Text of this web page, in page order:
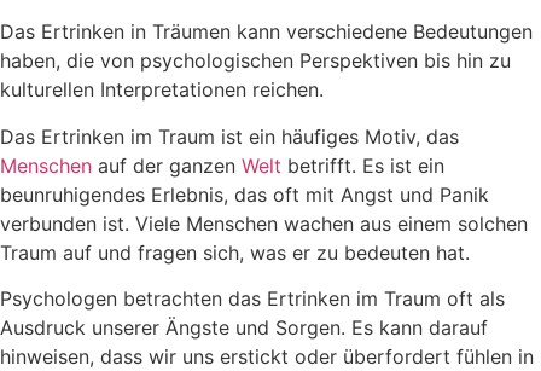
Das Ertrinken in Träumen kann verschiedene Bedeutungen
haben, die von psychologischen Perspektiven bis hin zu
kulturellen Interpretationen reichen.
Das Ertrinken im Traum ist ein häufiges Motiv, das
Menschen auf der ganzen Welt betrifft. Es ist ein
beunruhigendes Erlebnis, das oft mit Angst und Panik
verbunden ist. Viele Menschen wachen aus einem solchen
Traum auf und fragen sich, was er zu bedeuten hat.
Psychologen betrachten das Ertrinken im Traum oft als
Ausdruck unserer Ängste und Sorgen. Es kann darauf
hinweisen, dass wir uns erstickt oder überfordert fühlen in